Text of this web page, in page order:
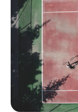
COURT
DE
TENNIS